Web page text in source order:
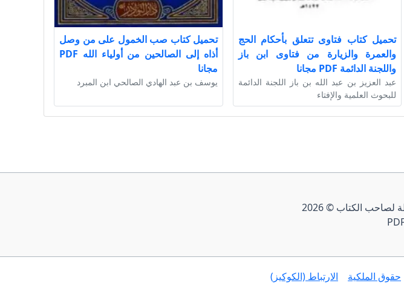
تحميل كتاب فتاوى تتعلق بأحكام الحج
والعمرة والزيارة من فتاوى ابن باز
واللجنة الدائمة PDF مجانا
عبد العزيز بن عبد الله بن باز اللجنة الدائمة
للبحوث العلمية والإفتاء
تحميل كتاب صب الخمول على من وصل
أذاه إلى الصالحين من أولياء الله PDF
مجانا
يوسف بن عبد الهادي الصالحي ابن المبرد
حقوق الطبع والنشر محفوظة لصاحب الكتاب © 2026
حقوق الملكية الارتباط (الكوكيز)